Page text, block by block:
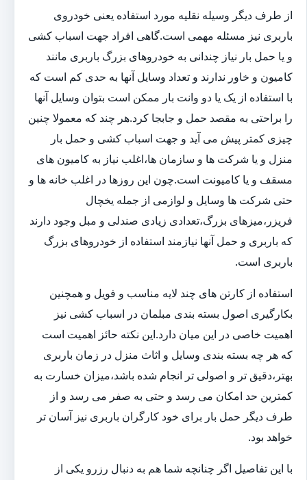
از طرف دیگر وسیله نقلیه مورد استفاده یعنی خودروی
باربری نیز مسئله مهمی است.گاهی افراد جهت اسباب کشی
و یا حمل بار نیاز چندانی به خودروهای بزرگ باربری مانند
کامیون و خاور ندارند و تعداد وسایل آنها به حدی کم است که
با استفاده از یک یا دو وانت بار ممکن است بتوان وسایل آنها
را براحتی به مقصد حمل و جابجا کرد.هر چند که معمولا چنین
چیزی کمتر پیش می آید و جهت اسباب کشی و حمل بار
منزل و یا شرکت ها و سازمان ها،اغلب نیاز به کامیون های
مسقف و یا کامیونت است.چون این روزها در اغلب خانه ها و
حتی شرکت ها وسایل و لوازمی از جمله یخچال
فریزر،میزهای بزرگ،تعدادی زیادی صندلی و مبل وجود دارند
که باربری و حمل آنها نیازمند استفاده از خودروهای بزرگ
باربری است.
استفاده از کارتن های چند لایه مناسب و فویل و همچنین
بکارگیری اصول بسته بندی مبلمان در اسباب کشی نیز
اهمیت خاصی در این میان دارد.این نکته حائز اهمیت است
که هر چه بسته بندی وسایل و اثاث منزل در زمان باربری
بهتر،دقیق تر و اصولی تر انجام شده باشد،میزان خسارت به
کمترین حد امکان می رسد و حتی به صفر می رسد و از
طرف دیگر حمل بار برای خود کارگران باربری نیز آسان تر
خواهد بود.
با این تفاصیل اگر چنانچه شما هم به دنبال رزرو یکی از